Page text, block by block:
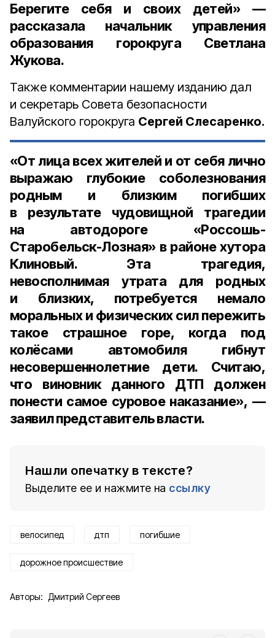
Берегите себя и своих детей» —
рассказала начальник управления
образования горокруга Светлана
Жукова.
Также комментарии нашему изданию дал
и секретарь Совета безопасности
Валуйского горокруга Сергей Слесаренко.
«От лица всех жителей и от себя лично
выражаю глубокие соболезнования
родным и близким погибших
в результате чудовищной трагедии
на автодороге «Россошь-
Старобельск-Лозная» в районе хутора
Клиновый. Эта трагедия,
невосполнимая утрата для родных
и близких, потребуется немало
моральных и физических сил пережить
такое страшное горе, когда под
колёсами автомобиля гибнут
несовершеннолетние дети. Считаю,
что виновник данного ДТП должен
понести самое суровое наказание», —
заявил представитель власти.
Нашли опечатку в тексте?
Выделите ее и нажмите на ссылку
велосипед дтп погибшие
дорожное происшествие
Авторы: Дмитрий Сергеев